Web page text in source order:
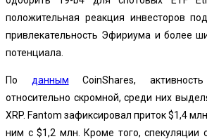
положительная реакция инвесторов
привлекательность Эфириума и более
потенциала.
По данным CoinShares,
относительно скромной, среди них
XRP. Fantom зафиксировал приток $1,4
ним с $1,2 млн. Кроме того, спекуляции